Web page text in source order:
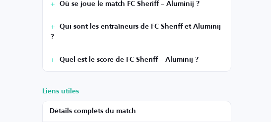
Où se joue le match FC Sheriff – Aluminij ?
Qui sont les entraîneurs de FC Sheriff et Aluminij
?
Quel est le score de FC Sheriff – Aluminij ?
Liens utiles
Détails complets du match